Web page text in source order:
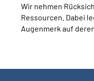
Wir nehmen
Ressourcen. Dabei
Augenmerk auf